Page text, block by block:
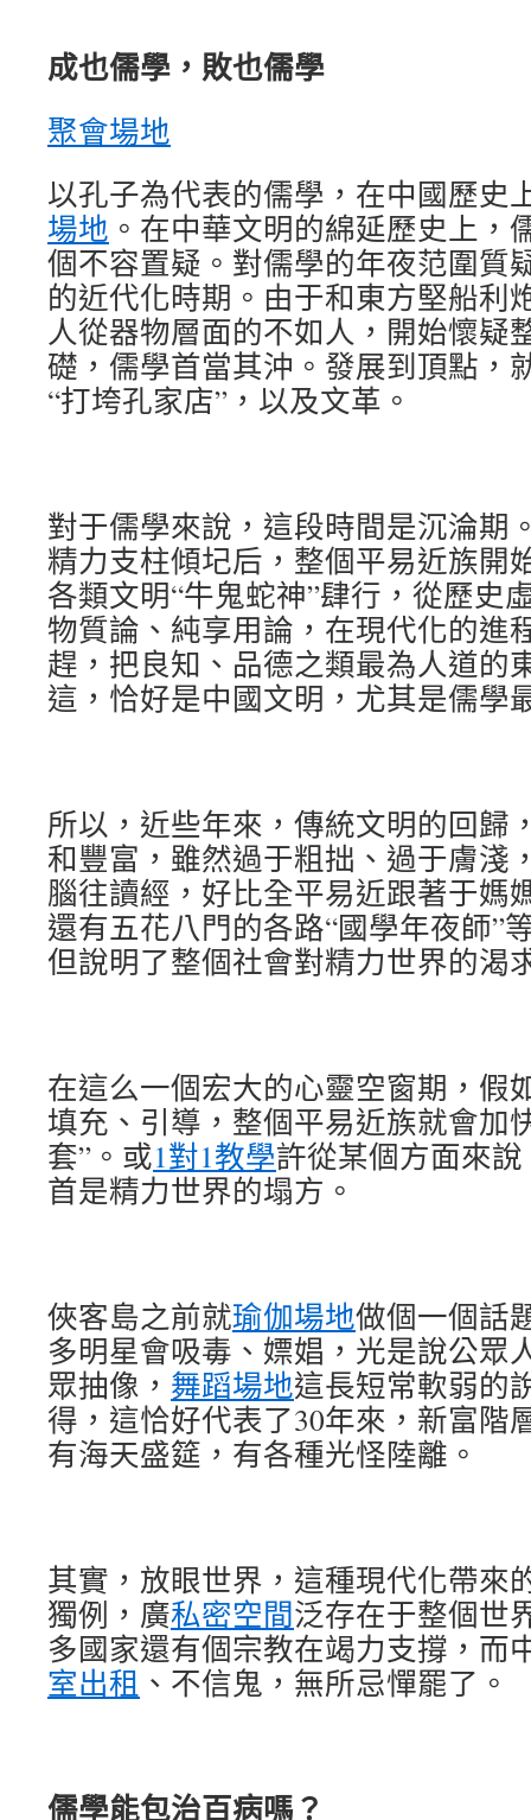
成也儒學，敗也儒學
聚會場地
以孔子為代表的儒學，在中國歷史
場地 。在中華文明的綿延歷史上，
個不容置疑。對儒學的年夜范圍質
的近代化時期。由于和東方堅船利
人從器物層面的不如人，開始懷疑
礎，儒學首當其沖。發展到頂點，
“打垮孔家店”，以及文革。
對于儒學來說，這段時間是沉淪期
精力支柱傾圮后，整個平易近族開
各類文明“牛鬼蛇神”肆行，從歷史
物質論、純享用論，在現代化的進
趕，把良知、品德之類最為人道的
這，恰好是中國文明，尤其是儒學
所以，近些年來，傳統文明的回歸
和豐富，雖然過于粗拙、過于膚淺
腦往讀經，好比全平易近跟著于媽
還有五花八門的各路“國學年夜師”
但說明了整個社會對精力世界的渴
在這么一個宏大的心靈空窗期，假
填充、引導，整個平易近族就會加
套”。或1對1教學許從某個方面來
首是精力世界的塌方。
俠客島之前就瑜伽場地做個一個話
多明星會吸毒、嫖娼，光是說公眾
眾抽像， 舞蹈場地這長短常軟弱的
得，這恰好代表了30年來，新富階
有海天盛筵，有各種光怪陸離。
其實，放眼世界，這種現代化帶來
獨例，廣私密空間泛存在于整個世
多國家還有個宗教在竭力支撐，而
室出租 、不信鬼，無所忌憚罷了。
儒學能包治百病嗎？